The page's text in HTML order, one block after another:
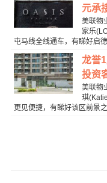
元承
美联物
家乐
屯马线全线通车，有睇好启
龙誉
投资
美联物
琪
更见便捷，有睇好该区前景